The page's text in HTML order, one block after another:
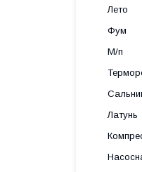
Лето
Фум
М/п
Латунь